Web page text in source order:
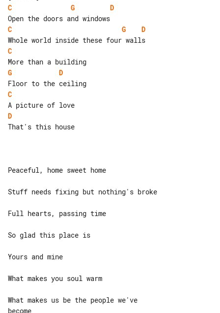
C
G
D
C
G
D
C
G
D
C
D
That's this house
Peaceful, home sweet home
Stuff needs fixing but nothing's broke
Full hearts, passing time
So glad this place is
Yours and mine
What makes you soul warm
What makes us be the people we've
become